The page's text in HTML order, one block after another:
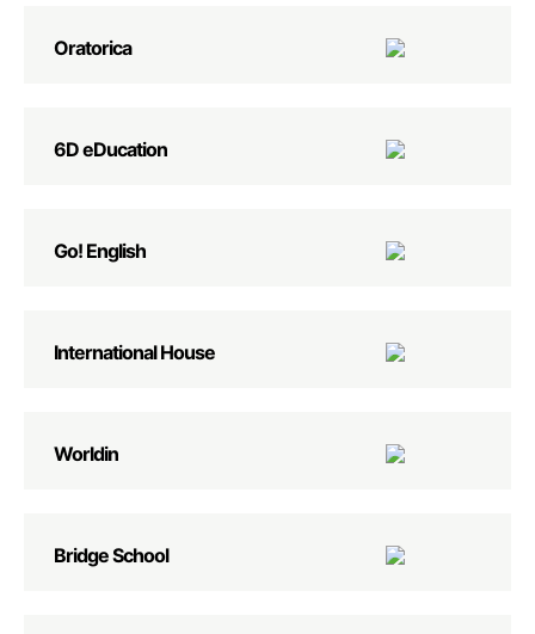
Oratorica
6D eDucation
Go! English
International House
Worldin
Bridge School